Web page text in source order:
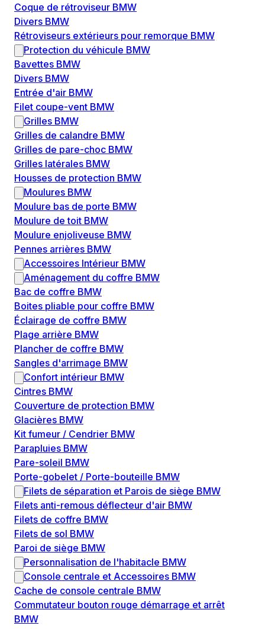
Coque de rétroviseur BMW
Divers BMW
Rétroviseurs extérieurs pour remorque BMW
Protection du véhicule BMW
Bavettes BMW
Divers BMW
Entrée d'air BMW
Filet coupe-vent BMW
Grilles BMW
Grilles de calandre BMW
Grilles de pare-choc BMW
Grilles latérales BMW
Housses de protection BMW
Moulures BMW
Moulure bas de porte BMW
Moulure de toit BMW
Moulure enjoliveuse BMW
Pennes arrières BMW
Accessoires Intérieur BMW
Aménagement du coffre BMW
Bac de coffre BMW
Boites pliable pour coffre BMW
Éclairage de coffre BMW
Plage arrière BMW
Plancher de coffre BMW
Sangles d'arrimage BMW
Confort intérieur BMW
Cintres BMW
Couverture de protection BMW
Glacières BMW
Kit fumeur / Cendrier BMW
Parapluies BMW
Pare-soleil BMW
Porte-gobelet / Porte-bouteille BMW
Filets de séparation et Parois de siège BMW
Filets anti-remous déflecteur d'air BMW
Filets de coffre BMW
Filets de sol BMW
Paroi de siège BMW
Personnalisation de l'habitacle BMW
Console centrale et Accessoires BMW
Cache de console centrale BMW
Commutateur bouton rouge démarrage et arrêt
BMW